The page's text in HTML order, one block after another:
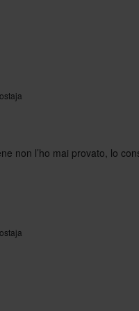
non l’ho mai provato, lo